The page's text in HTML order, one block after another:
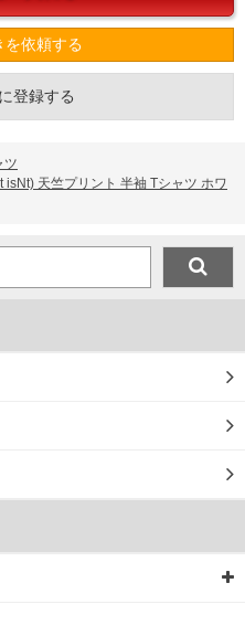
を依頼する
登録する
ツ
isNt) 天竺プリント 半袖 Tシャツ ホワ